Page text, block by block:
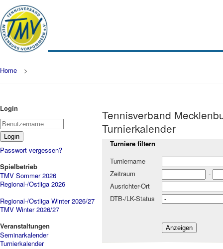
Home >
Login
Passwort vergessen?
Spielbetrieb
TMV Sommer 2026
Regional-/Ostliga 2026
Regional-/Ostliga Winter 2026/27
TMV Winter 2026/27
Veranstaltungen
Seminarkalender
Turnierkalender
Tennisverband
Turnierkalender
Turniere filtern
Turniername
Zeitraum
-
Ausrichter-Ort
DTB-/LK-Status